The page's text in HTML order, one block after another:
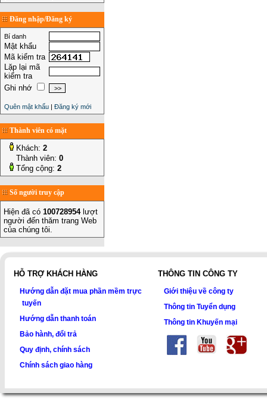
Đăng nhập/Đăng ký
Bí danh
Mật khẩu
Mã kiểm tra
Lặp lại mã
kiểm tra
Ghi nhớ
Quên mật khẩu | Đăng ký mới
Thành viên có mặt
Khách: 2
Thành viên: 0
Tổng cộng: 2
Số người truy cập
Hiện đã có 100728954 lượt
người đến thăm trang Web
của chúng tôi.
HỖ TRỢ KHÁCH HÀNG
Hướng dẫn đặt mua phần mềm trực
tuyến
Hướng dẫn thanh toán
Bảo hành, đổi trả
Quy định, chính sách
Chính sách giao hàng
THÔNG TIN CÔNG TY
Giới thiệu về công ty
Thông tin Tuyển dụng
Thông tin Khuyến mại